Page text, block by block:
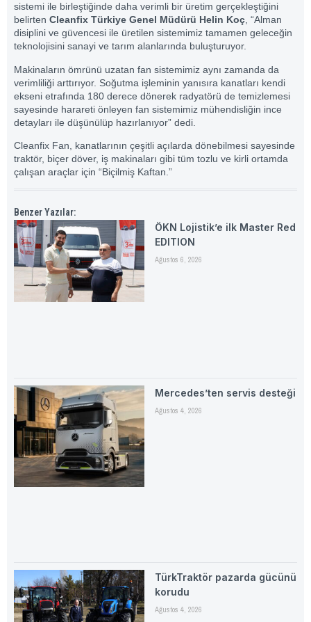
sistemi ile birleştiğinde daha verimli bir üretim gerçekleştiğini
belirten Cleanfix Türkiye Genel Müdürü Helin Koç , “Alman
disiplini ve güvencesi ile üretilen sistemimiz tamamen geleceğin
teknolojisini sanayi ve tarım alanlarında buluşturuyor.
Makinaların ömrünü uzatan fan sistemimiz aynı zamanda da
verimliliği arttırıyor. Soğutma işleminin yanısıra kanatları kendi
ekseni etrafında 180 derece dönerek radyatörü de temizlemesi
sayesinde harareti önleyen fan sistemimiz mühendisliğin ince
detayları ile düşünülüp hazırlanıyor” dedi.
Cleanfix Fan, kanatlarının çeşitli açılarda dönebilmesi sayesinde
traktör, biçer döver, iş makinaları gibi tüm tozlu ve kirli ortamda
çalışan araçlar için “Biçilmiş Kaftan.”
Benzer Yazılar:
ÖKN Lojistik’e ilk Master Red
EDITION
Ağustos 6, 2026
Mercedes’ten servis desteği
Ağustos 4, 2026
TürkTraktör pazarda gücünü
korudu
Ağustos 4, 2026